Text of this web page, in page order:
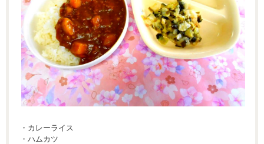
・カレーライス
・ハムカツ